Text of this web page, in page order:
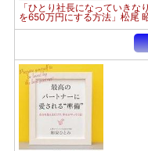
「ひとり社長になっていきな
を650万円にする方法」松尾